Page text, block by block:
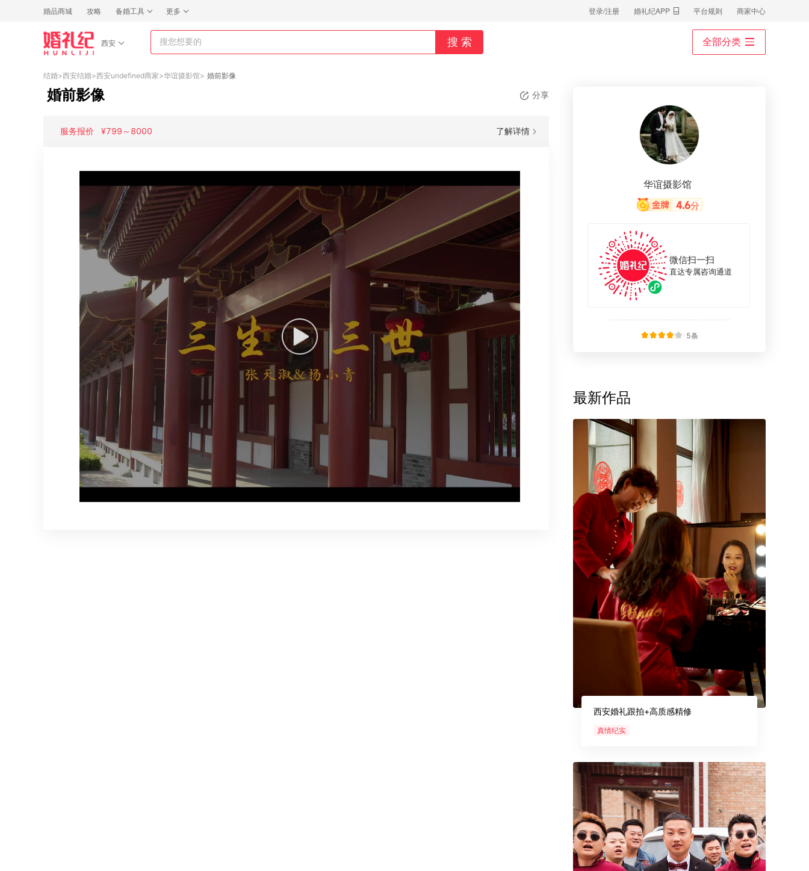
婚品商城 攻略 备婚工具 更多 登录/注册 婚礼纪APP 平台规则 商家中心
西安 搜 索 全部分类
结婚>西安结婚>西安undefined商家>华谊摄影馆> 婚前影像
婚前影像  分享
服务报价 ¥799 ～ 8000 了解详情
华谊摄影馆
4.6分
微信扫一扫
直达专属咨询通道
  5条
最新作品
西安婚礼跟拍+高质感精修
真情纪实